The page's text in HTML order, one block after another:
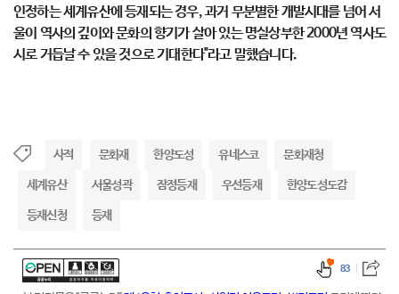
인정하는 세계유산에 등재되는 경우, 과거 무분별한 개발시대를 넘어 서
울이 역사의 깊이와 문화의 향기가 살아 있는 명실상부한 2000년 역사도
시로 거듭날 수 있을 것으로 기대한다"라고 말했습니다.
사적 문화재 한양도성 유네스코 문화재청
세계유산 서울성곽 잠정등재 우선등재 한양도성도감
등재신청 등재
83